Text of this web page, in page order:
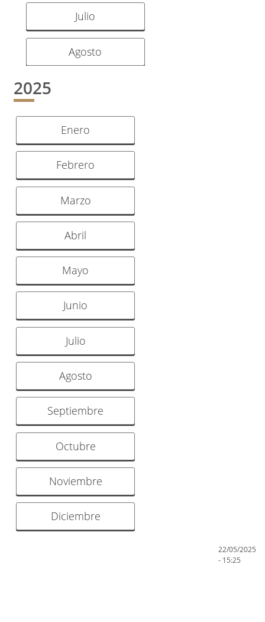
Julio
Agosto
2025
Enero
Febrero
Marzo
Abril
Mayo
Junio
Julio
Agosto
Septiembre
Octubre
Noviembre
Diciembre
22/05/2025
- 15:25